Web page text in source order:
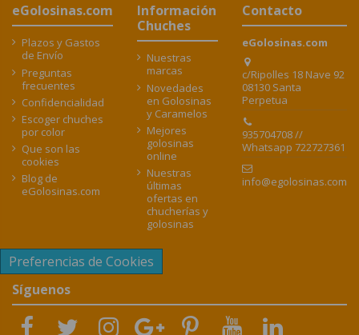
eGolosinas.com
Plazos y Gastos
de Envío
Preguntas
frecuentes
Confidencialidad
Escoger chuches
por color
Que son las
cookies
Blog de
eGolosinas.com
Información
Chuches
Nuestras
marcas
Novedades
en Golosinas
y Caramelos
Mejores
golosinas
online
Nuestras
últimas
ofertas en
chucherías y
golosinas
Contacto
eGolosinas.com
c/Ripolles 18 Nave 92
08130 Santa
Perpetua
935704708 //
Whatsapp 722727361
info@egolosinas.com
Preferencias de Cookies
Síguenos